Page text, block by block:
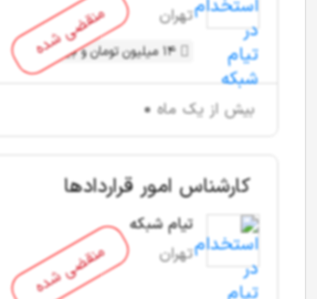
منقضی شده
تهران
14 میلیون تومان و بیشتر
بیش از یک ماه
منقضی شده
کارشناس امور قراردادها
تیام شبکه
تهران